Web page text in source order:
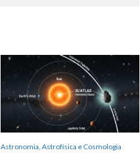
Astronomia, Astrofísica e Cosmologia